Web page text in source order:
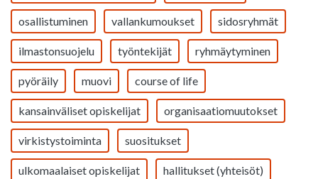
osallistuminen vallankumoukset sidosryhmät
ilmastonsuojelu työntekijät ryhmäytyminen
pyöräily muovi course of life
kansainväliset opiskelijat organisaatiomuutokset
virkistystoiminta suositukset
ulkomaalaiset opiskelijat hallitukset (yhteisöt)